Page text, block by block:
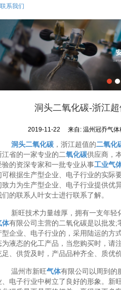
联系我们
洞头二氧化碳-浙江
2019-11-22 来自:温州冠乔气体
洞头二氧化碳，浙江超值的二氧化
江省的一家专业的二氧化碳供应商，
验的资深专家和一批专业从事工业气
可根据生产型企业、电子行业的实际
致力为生产型企业、电子行业提供优
们的联系人叶女士进行联系了解。
新旺技术力量雄厚，拥有一支年
体有限公司主营的二氧化碳是以批发;
型企业、电子行业的，采用陆运的方
为液态的化工产品，当您购买时，请
足、供货及时，产品品种齐全、质优
温州市新旺气体有限公司以周到的
、电子行业中树立了良好的形象。新